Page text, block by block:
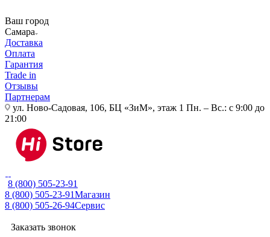
Ваш город
Самара
Доставка
Оплата
Гарантия
Trade in
Отзывы
Партнерам
ул. Ново-Садовая, 106, БЦ «ЗиМ», этаж 1 Пн. – Вс.: с 9:00 до
21:00
8 (800) 505-23-91
8 (800) 505-23-91Магазин
8 (800) 505-26-94Сервис
Заказать звонок